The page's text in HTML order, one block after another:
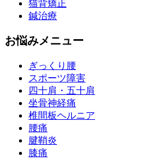
猫背矯正
鍼治療
お悩みメニュー
ぎっくり腰
スポーツ障害
四十肩・五十肩
坐骨神経痛
椎間板ヘルニア
腰痛
腱鞘炎
膝痛